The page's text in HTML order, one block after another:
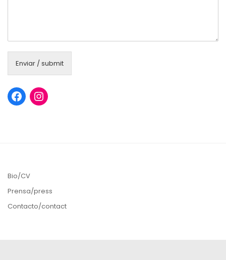
Enviar / submit
Bio/CV
Prensa/press
Contacto/contact